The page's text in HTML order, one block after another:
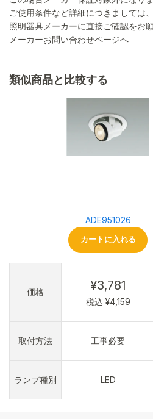
ご使用条件など詳細につきましては
照明器具メーカーに直接ご確認をお願
メーカーお問い合わせページへ
類似商品と比較する
価格
取付方法
ランプ種別
ADE951026
カートに入れる
¥3,781
税込 ¥4,159
工事必要
LED